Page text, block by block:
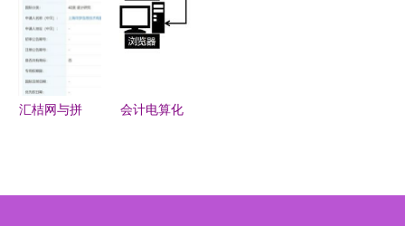
客服防不胜
防
软件企业扎
根沃土，与
兴
汇桔网与拼
会计电算化